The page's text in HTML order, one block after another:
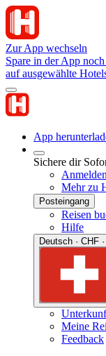
Zur App wechseln
Spare in der App
auf ausgewählte
App
Sichere dir
Anmelden
Mehr zu
Posteingang
Reisen
Hilfe
Deutsch · CHF
Meine
Feedback